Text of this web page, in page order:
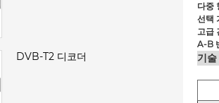
DVB-T2 디코더
다중
선택
고급
A-B
기